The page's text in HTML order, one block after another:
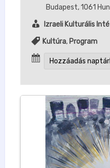
Budapest,1061
Izraeli Kulturális
Kultúra, Program